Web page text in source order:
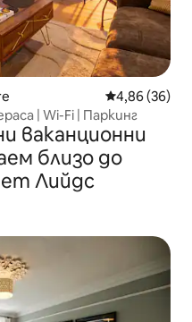
Средна
4,86 (36)
| Wi-Fi | Паркинг
ваканционни
близо до
Лийдс